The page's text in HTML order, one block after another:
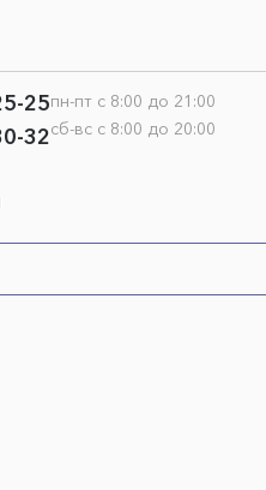
25
32
пн-пт с 8:00 до 21:00
сб-вс с 8:00 до 20:00